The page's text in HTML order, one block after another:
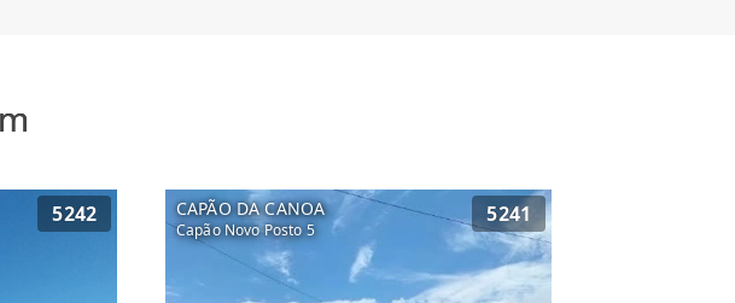
5242 CAPÃO DA CANOA
Capão Novo Posto 5
5241